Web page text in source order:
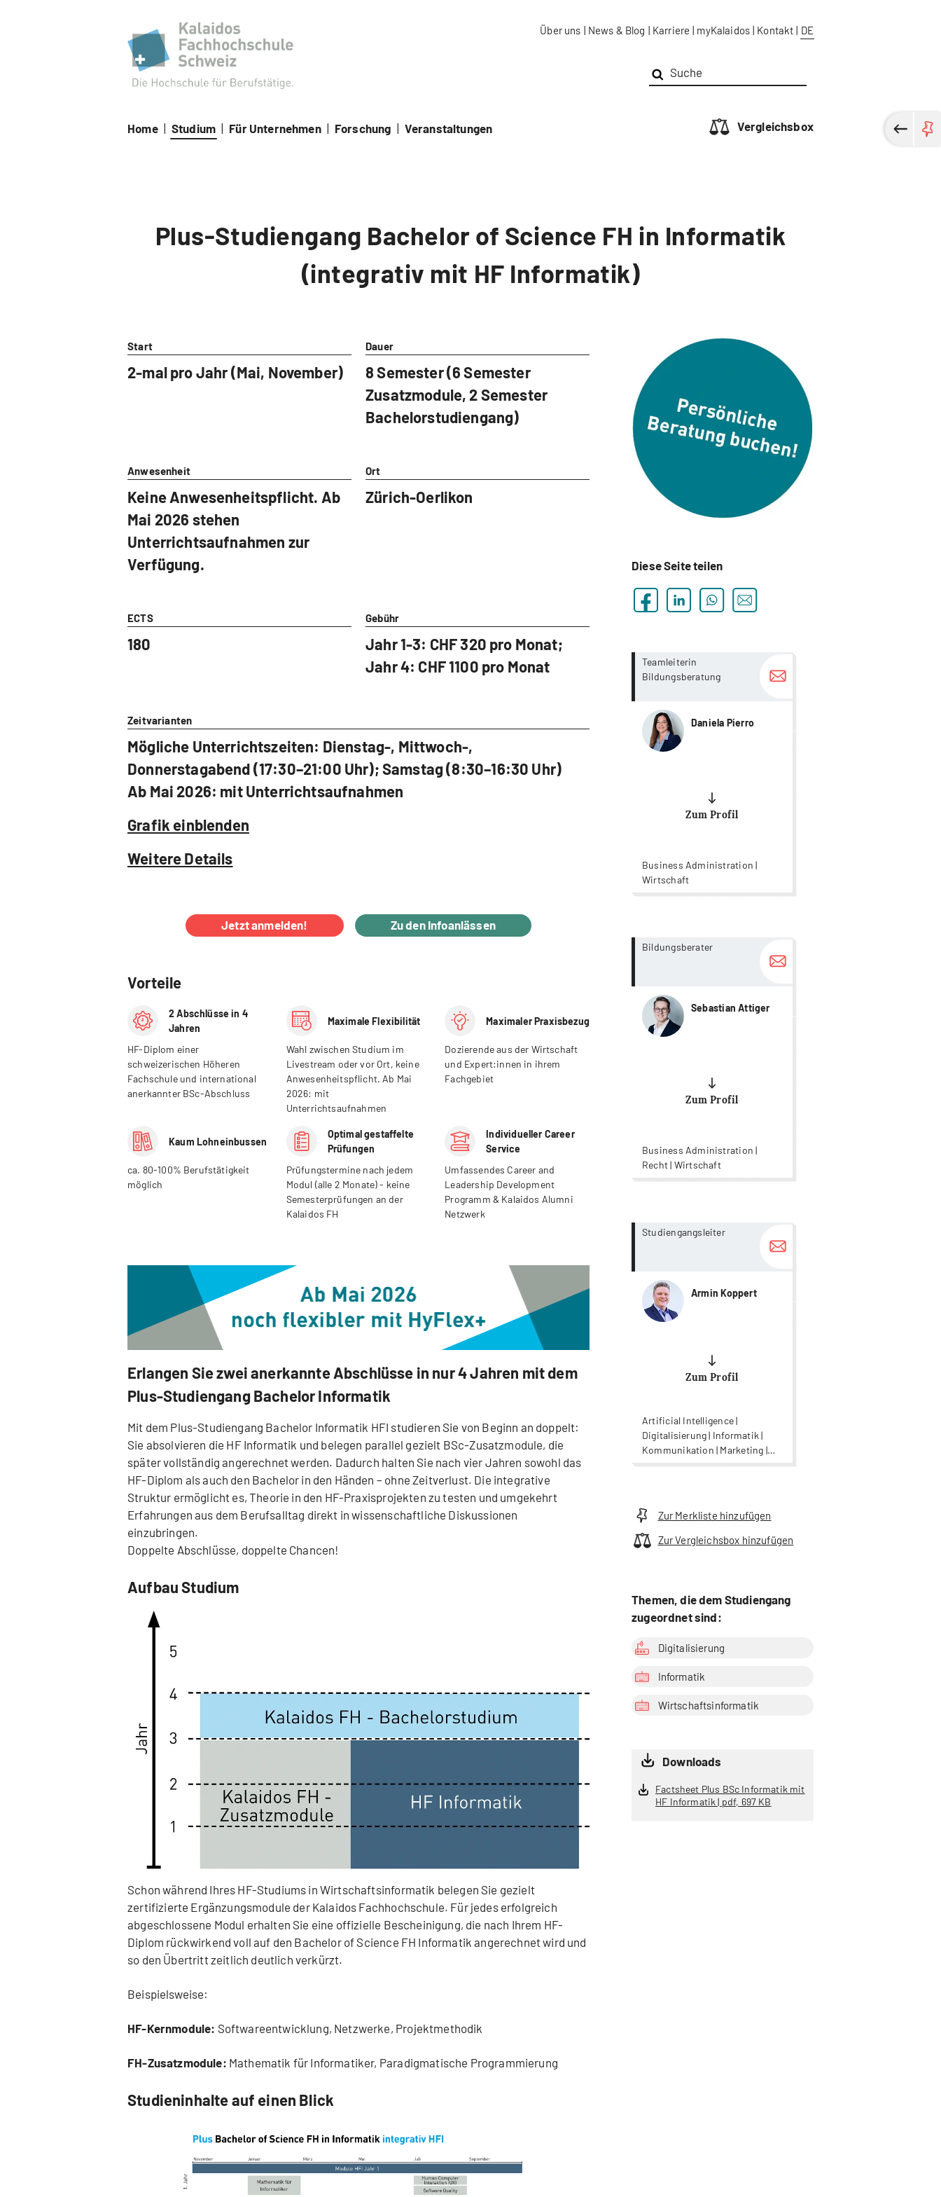
Über uns | News & Blog | Karriere | myKalaidos | Kontakt | DE
Home | Studium | Für Unternehmen | Forschung | Veranstaltungen Vergleichsbox
Plus-Studiengang Bachelor of Science FH in Informatik
(integrativ mit HF Informatik)
Start
2-mal pro Jahr (Mai, November)
Dauer
8 Semester (6 Semester
Zusatzmodule, 2 Semester
Bachelorstudiengang)
Anwesenheit
Keine Anwesenheitspflicht. Ab
Mai 2026 stehen
Unterrichtsaufnahmen zur
Verfügung.
Ort
Zürich-Oerlikon
ECTS
180
Gebühr
Jahr 1-3: CHF 320 pro Monat;
Jahr 4: CHF 1100 pro Monat
Zeitvarianten
Mögliche Unterrichtszeiten: Dienstag-, Mittwoch-,
Donnerstagabend (17:30–21:00 Uhr); Samstag (8:30–16:30 Uhr)
Ab Mai 2026: mit Unterrichtsaufnahmen
Grafik einblenden
Weitere Details
Jetzt anmelden! Zu den Infoanlässen
Vorteile
2 Abschlüsse in 4
Jahren
HF-Diplom einer
schweizerischen Höheren
Fachschule und international
anerkannter BSc-Abschluss
Maximale Flexibilität
Wahl zwischen Studium im
Livestream oder vor Ort, keine
Anwesenheitspflicht. Ab Mai
2026: mit
Unterrichtsaufnahmen
Maximaler Praxisbezug
Dozierende aus der Wirtschaft
und Expert:innen in ihrem
Fachgebiet
Kaum Lohneinbussen
ca. 80-100% Berufstätigkeit
möglich
Optimal gestaffelte
Prüfungen
Prüfungstermine nach jedem
Modul (alle 2 Monate) - keine
Semesterprüfungen an der
Kalaidos FH
Individueller Career
Service
Umfassendes Career and
Leadership Development
Programm & Kalaidos Alumni
Netzwerk
Erlangen Sie zwei anerkannte Abschlüsse in nur 4 Jahren mit dem
Plus-Studiengang Bachelor Informatik
Mit dem Plus-Studiengang Bachelor Informatik HFI studieren Sie von Beginn an doppelt:
Sie absolvieren die HF Informatik und belegen parallel gezielt BSc-Zusatzmodule, die
später vollständig angerechnet werden. Dadurch halten Sie nach vier Jahren sowohl das
HF-Diplom als auch den Bachelor in den Händen – ohne Zeitverlust. Die integrative
Struktur ermöglicht es, Theorie in den HF-Praxisprojekten zu testen und umgekehrt
Erfahrungen aus dem Berufsalltag direkt in wissenschaftliche Diskussionen
einzubringen.
Doppelte Abschlüsse, doppelte Chancen!
Aufbau Studium
Schon während Ihres HF-Studiums in Wirtschaftsinformatik belegen Sie gezielt
zertifizierte Ergänzungsmodule der Kalaidos Fachhochschule. Für jedes erfolgreich
abgeschlossene Modul erhalten Sie eine offizielle Bescheinigung, die nach Ihrem HF-
Diplom rückwirkend voll auf den Bachelor of Science FH Informatik angerechnet wird und
so den Übertritt zeitlich deutlich verkürzt.
Beispielsweise:
HF-Kernmodule: Softwareentwicklung, Netzwerke, Projektmethodik
FH-Zusatzmodule: Mathematik für Informatiker, Paradigmatische Programmierung
Studieninhalte auf einen Blick
Diese Seite teilen
Teamleiterin
Bildungsberatung
Daniela Pierro
Zum Profil
Business Administration |
Wirtschaft
more...
more...
Bildungsberater
Sebastian Attiger
Zum Profil
Business Administration |
Recht | Wirtschaft
more...
more...
Studiengangsleiter
Armin Koppert
Zum Profil
Artificial Intelligence |
Digitalisierung | Informatik |
Kommunikation | Marketing |
Supply Chain Management |
more...
more...
Zur Merkliste hinzufügen
Zur Vergleichsbox hinzufügen
Themen, die dem Studiengang
zugeordnet sind:
Digitalisierung
Informatik
Wirtschaftsinformatik
Downloads
Factsheet Plus BSc Informatik mit
HF Informatik | pdf, 697 KB